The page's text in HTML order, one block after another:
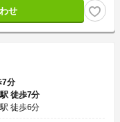
せ
7分
徒歩7分
徒歩6分